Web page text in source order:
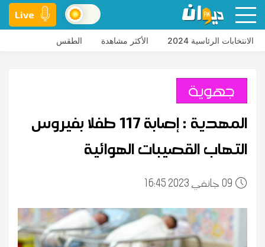
Live
الانتخابات الرئاسية 2024 الأكثر مشاهدة الطقس
جهوية
المهدية : إصابة 117 طفلا بفيروس
التهاب القصيبات الهوائية
0916:45 2023 جانفي